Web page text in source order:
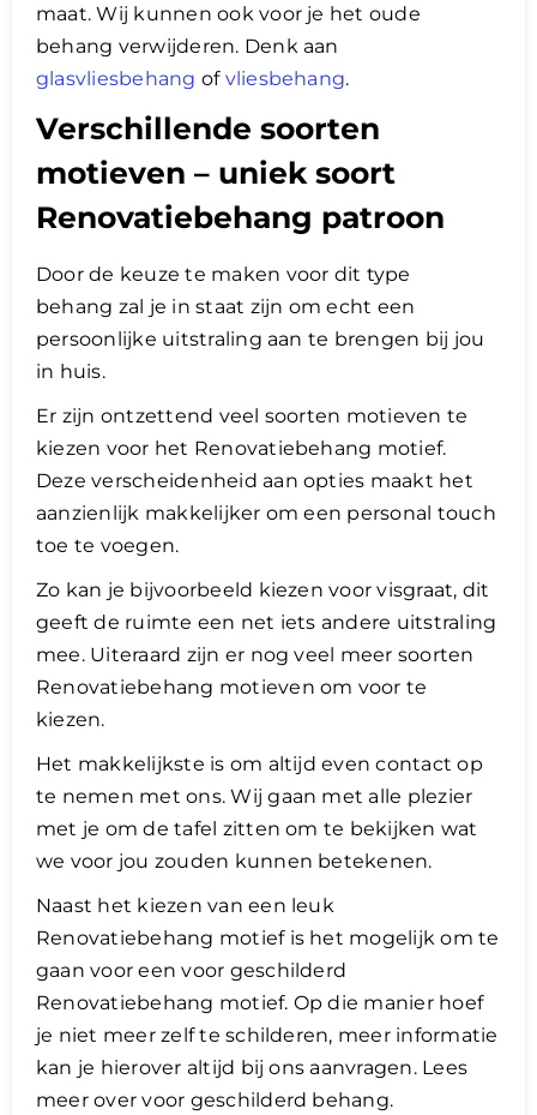
maat. Wij kunnen ook voor je het oude
behang verwijderen. Denk aan
glasvliesbehang of vliesbehang.
Verschillende soorten
motieven – uniek soort
Renovatiebehang patroon
Door de keuze te maken voor dit type
behang zal je in staat zijn om echt een
persoonlijke uitstraling aan te brengen bij jou
in huis.
Er zijn ontzettend veel soorten motieven te
kiezen voor het Renovatiebehang motief.
Deze verscheidenheid aan opties maakt het
aanzienlijk makkelijker om een personal touch
toe te voegen.
Zo kan je bijvoorbeeld kiezen voor visgraat, dit
geeft de ruimte een net iets andere uitstraling
mee. Uiteraard zijn er nog veel meer soorten
Renovatiebehang motieven om voor te
kiezen.
Het makkelijkste is om altijd even contact op
te nemen met ons. Wij gaan met alle plezier
met je om de tafel zitten om te bekijken wat
we voor jou zouden kunnen betekenen.
Naast het kiezen van een leuk
Renovatiebehang motief is het mogelijk om te
gaan voor een voor geschilderd
Renovatiebehang motief. Op die manier hoef
je niet meer zelf te schilderen, meer informatie
kan je hierover altijd bij ons aanvragen. Lees
meer over voor geschilderd behang.